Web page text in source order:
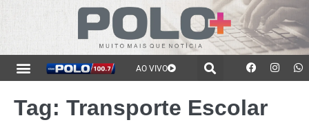
AO VIVO
Tag: Transporte Escolar